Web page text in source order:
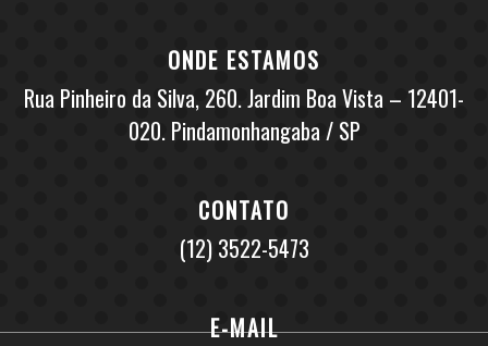
ONDE ESTAMOS
Rua Pinheiro da Silva, 260. Jardim Boa Vista – 12401-
020. Pindamonhangaba / SP
CONTATO
(12) 3522-5473
E-MAIL